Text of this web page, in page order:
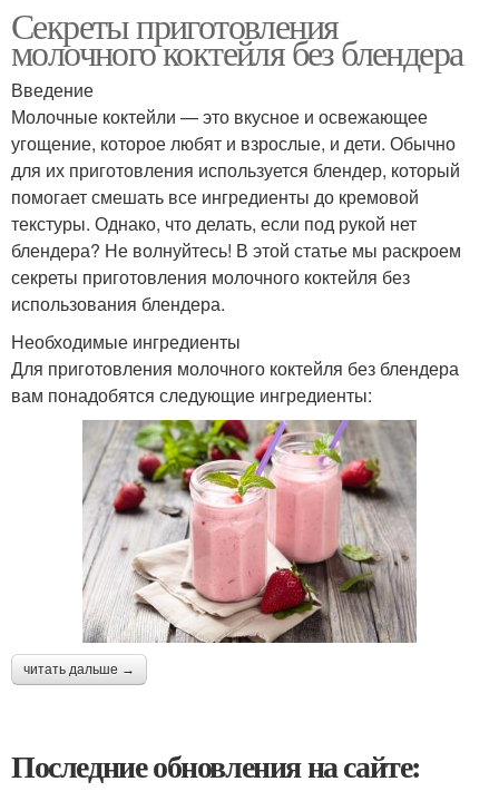
Секреты приготовления
молочного коктейля без блендера
Введение
Молочные коктейли — это вкусное и освежающее
угощение, которое любят и взрослые, и дети. Обычно
для их приготовления используется блендер, который
помогает смешать все ингредиенты до кремовой
текстуры. Однако, что делать, если под рукой нет
блендера? Не волнуйтесь! В этой статье мы раскроем
секреты приготовления молочного коктейля без
использования блендера.
Необходимые ингредиенты
Для приготовления молочного коктейля без блендера
вам понадобятся следующие ингредиенты:
читать дальше →
Последние обновления на сайте: